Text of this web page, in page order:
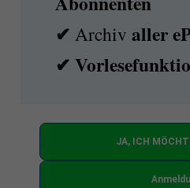
✔Archivaller
✔
JA, ICH